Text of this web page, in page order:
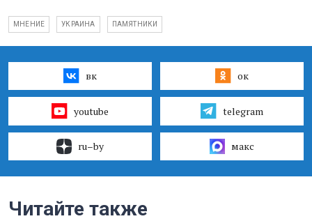
МНЕНИЕ УКРАИНА ПАМЯТНИКИ
вк ок
youtube telegram
ru–by макс
Читайте также